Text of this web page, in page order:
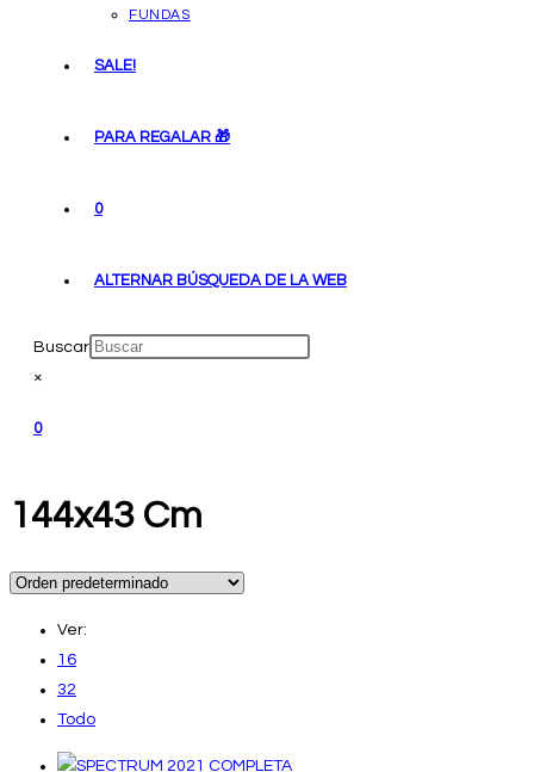
FUNDAS
SALE!
PARA REGALAR 🎁
0
ALTERNAR BÚSQUEDA DE LA WEB
Buscar
×
0
144x43 Cm
Ver:
16
32
Todo